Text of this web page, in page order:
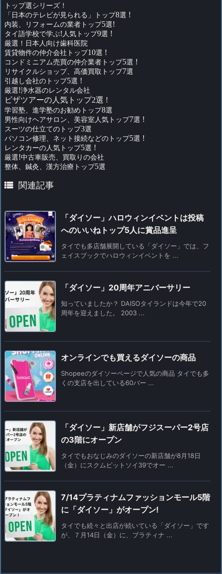
トップ選シリーズ！
「日本のテレビが見られる」トップ8選 !
内装、リフォームの業者トップ5選!
タイ語学校で学ぶ! 人気トップ9選 !
厳選！日本人向け歯科医院
賃貸物件の仲介会社トップ10選 !
コンドミニアム売買の仲介業者トップ5選 !
リサイクルショップ、高価買取トップ7選
引越し会社のトップ5選 !
厳選!浄水器のレンタル会社
ビザツアーの人気トップ2選 !
学習塾、進学塾のお勧めトップ8選
男性向けヘアサロン、美容室人気トップ7選 !
スーツの仕立てのトップ3選
パソコン修理、ネット接続などのトップ5選 !
レンタカーの人気トップ5選 !
厳選!中古車販売、買取りの会社
整体、鍼灸、漢方治療トップ5選
 関連記事
「ダイソー」ハロウィンイベントは投稿
へのいいねトップ5人に賞品進呈
タイでも多店舗展開している「ダイソー」では、フ
ェイスブックでハロウィンイベントを ...
「ダイソー」20周年アニバーサリー
知っていましたか？ DAISOタイランドは今年で20
周年を迎えました。 2003 ...
オンラインでも買えるダイソーの商品
Shopeeのダイソーページで人気の商品 タイでも多
くの支店を出している60バー ...
「ダイソー」新店舗がフジスーパー2号店
の3階にオープン
タイでもおなじみのダイソーの新店舗が8月18日
（金）にスクムビットソイ39でオー ...
7/14プラティナムファッションモール5階
に「ダイソー」がオープン!
タイでも続々と出店が続いている「ダイソー」です
が、７月14日（金）に、プラティナ ...